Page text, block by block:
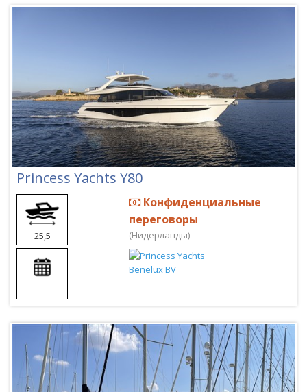
Princess Yachts Y80
25,5
Конфиденциальные
переговоры
(Нидерланды)